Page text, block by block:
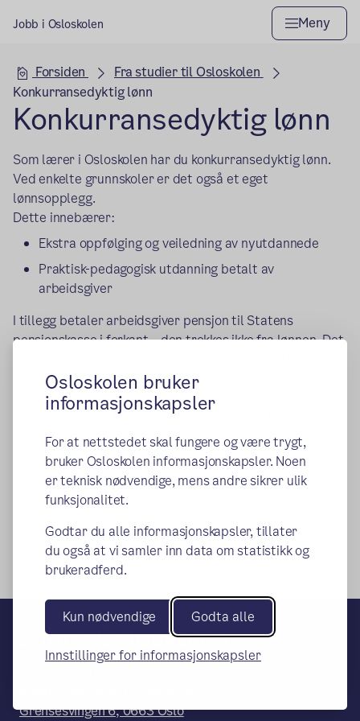
Osloskolen bruker
informasjonskapsler
For at nettstedet skal fungere og være trygt,
bruker Osloskolen informasjonskapsler. Noen
er teknisk nødvendige, mens andre sikrer ulik
funksjonalitet.
Godtar du alle informasjonskapsler, tillater
du også at vi samler inn data om statistikk og
brukeradferd.
Kun nødvendige Godta alle
Innstillinger for informasjonskapsler
Jobb i Osloskolen Meny
Hovedseksjon
Forsiden
Fra studier til Osloskolen
Konkurransedyktig lønn
Konkurransedyktig lønn
Som lærer i Osloskolen har du konkurransedyktig lønn.
Ved enkelte grunnskoler er det også et eget
lønnsopplegg.
Dette innebærer:
Ekstra oppfølging og veiledning av nyutdannede
Praktisk-pedagogisk utdanning betalt av
arbeidsgiver
I tillegg betaler arbeidsgiver pensjon til Statens
pensjonskasse i forkant – den trekkes ikke fra lønnen. Det
kunne sammenligne med andre kommuner, som trekker
pensjonsinnbetaling fra lønnen.
Som nyutdannet lærer får du også full lønn i ferien i ditt
første yrkesår.
Publisert: 05.06.2025
Jobb i Osloskolen
– en del av Osloskolen
Grensesvingen 6, 0663 Oslo